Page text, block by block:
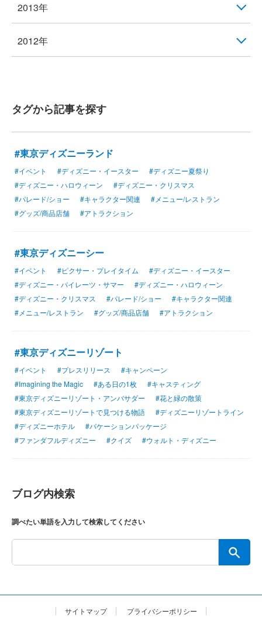
2013年
2012年
タグから記事を探す
#東京ディズニーランド
#イベント #ディズニー・イースター
#ディズニー夏祭り
#ディズニー・ハロウィーン
#ディズニー・クリスマス
#パレード/ショー
#キャラクター関連
#メニュー/レストラン
#グッズ/商品店舗
#アトラクション
#東京ディズニーシー
#イベント #ピクサー・プレイタイム
#ディズニー・イースター
#ディズニー・パイレーツ・サマー
#ディズニー・ハロウィーン
#ディズニー・クリスマス
#パレード/ショー
#キャラクター関連
#メニュー/レストラン
#グッズ/商品店舗 #アトラクション
#東京ディズニーリゾート
#イベント #プレスリリース
#キャンペーン
#Imagining the Magic
#ある日の1枚
#キャスティング
#東京ディズニーリゾート・アンバサダー
#花と緑の散策
#東京ディズニーリゾートで見つける物語
#ディズニーリゾートライン
#ディズニーホテル
#バケーションパッケージ
#ファンダフルディズニー
#クイズ #ウォルト・ディズニー
ブログ内検索
調べたい単語を入力して検索してください
サイトマップ
プライバシーポリシー